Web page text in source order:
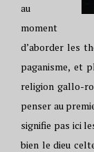
au
moment
d’aborder les
paganisme, et
religion gallo-
penser au
signifie pas ici
bien le dieu